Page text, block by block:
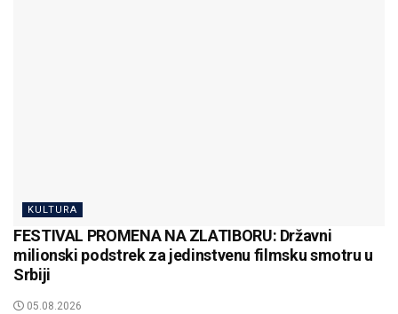
KULTURA
FESTIVAL PROMENA NA ZLATIBORU: Državni
milionski podstrek za jedinstvenu filmsku smotru u
Srbiji
05.08.2026